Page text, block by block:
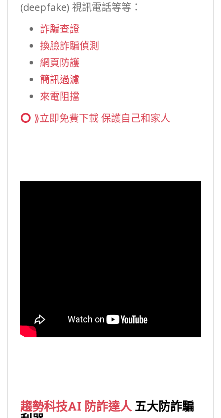
(deepfake) 視訊電話等等：
詐騙查證
換臉詐騙偵測
網頁防護
簡訊過濾
來電阻擋
⟫立即免費下載 保護自己和家人
趨勢科技AI 防詐達人五大防詐騙